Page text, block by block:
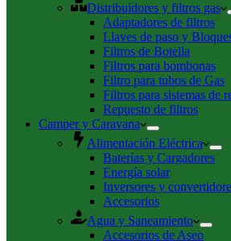
Distribuidores y filtros gas
Adaptadores de filtros
Llaves de paso y
Filtros de Botella
Filtros para bombonas
Filtro para tubos de Gas
Filtros para sistemas de
Repuesto de filtros
Camper y Caravana
Alimentación Eléctrica
Baterías y Cargadores
Energía solar
Inversores y
Accesorios
Agua y Saneamiento
Accesorios de Aseo